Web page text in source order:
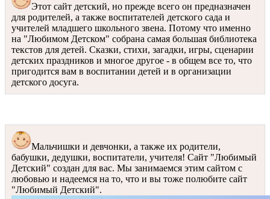
Этот сайт детский, но прежде всего он предназначен
для родителей, а также воспитателей детского сада и
учителей младшего школьного звена. Потому что именно
на "Любимом Детском" собрана самая большая библиотека
текстов для детей. Сказки, стихи, загадки, игры, сценарии
детских праздников и многое другое - в общем все то, что
пригодится вам в воспитании детей и в организации
детского досуга.
Мальчишки и девчонки, а также их родители,
бабушки, дедушки, воспитатели, учителя! Сайт "Любимый
Детский" создан для вас. Мы занимаемся этим сайтом с
любовью и надеемся на то, что и вы тоже полюбите сайт
"Любимый Детский".